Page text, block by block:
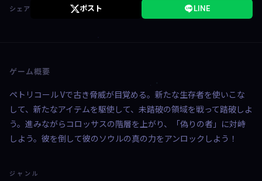
シェア ポスト LINE
ゲーム概要
ペトリコール Vで古き脅威が目覚める。新たな生存者を使いこな
して、新たなアイテムを駆使して、未踏破の領域を戦って踏破しよ
う。進みながらコロッサスの階層を上がり、「偽りの者」に対峙
しよう。彼を倒して彼のソウルの真の力をアンロックしよう！
ジャンル